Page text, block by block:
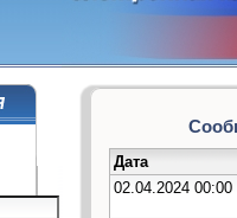
Дата
02.04.2024 00:00